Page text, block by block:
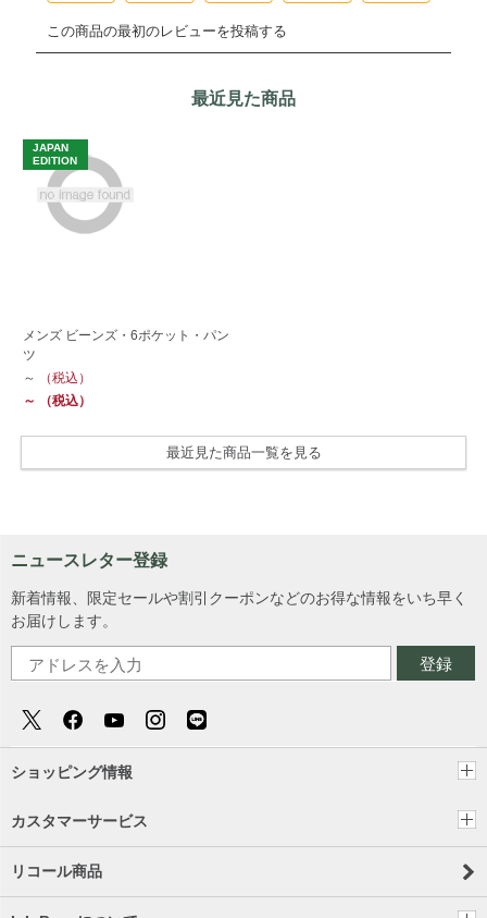
最近見た商品
JAPAN
EDITION
メンズ ビーンズ・6ポケット・パン
ツ
～
（税込）
～
（税込）
最近見た商品一覧を見る
ニュースレター登録
新着情報、限定セールや割引クーポンなどのお得な情報をいち早く
お届けします。
登録
ショッピング情報
カスタマーサービス
リコール商品